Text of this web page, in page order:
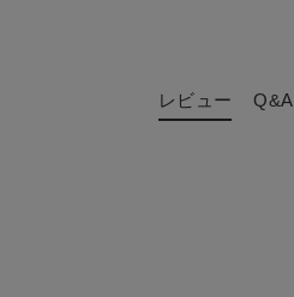
レビュー Q&A